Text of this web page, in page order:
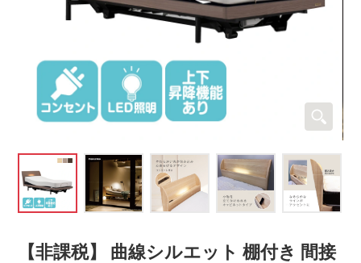
【非課税】 曲線シルエット 棚付き 間接